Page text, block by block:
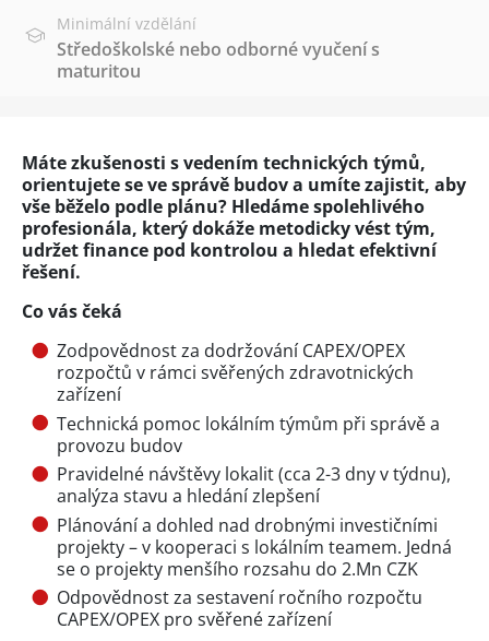
Minimální vzdělání
Středoškolské nebo odborné vyučení s
maturitou
Máte zkušenosti s vedením technických týmů,
orientujete se ve správě budov a umíte zajistit, aby
vše běželo podle plánu? Hledáme spolehlivého
profesionála, který dokáže metodicky vést tým,
udržet finance pod kontrolou a hledat efektivní
řešení.
Co vás čeká
Zodpovědnost za dodržování CAPEX/OPEX
rozpočtů v rámci svěřených zdravotnických
zařízení
Technická pomoc lokálním týmům při správě a
provozu budov
Pravidelné návštěvy lokalit (cca 2-3 dny v týdnu),
analýza stavu a hledání zlepšení
Plánování a dohled nad drobnými investičními
projekty – v kooperaci s lokálním teamem. Jedná
se o projekty menšího rozsahu do 2.Mn CZK
Odpovědnost za sestavení ročního rozpočtu
CAPEX/OPEX pro svěřené zařízení